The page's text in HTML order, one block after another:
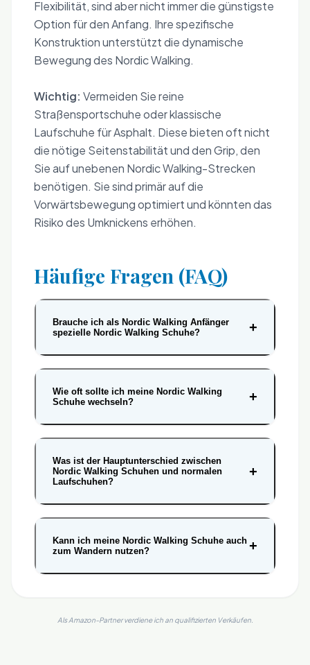
Flexibilität, sind aber nicht immer die günstigste
Option für den Anfang. Ihre spezifische
Konstruktion unterstützt die dynamische
Bewegung des Nordic Walking.
Wichtig: Vermeiden Sie reine
Straßensportschuhe oder klassische
Laufschuhe für Asphalt. Diese bieten oft nicht
die nötige Seitenstabilität und den Grip, den
Sie auf unebenen Nordic Walking-Strecken
benötigen. Sie sind primär auf die
Vorwärtsbewegung optimiert und könnten das
Risiko des Umknickens erhöhen.
Häufige Fragen (FAQ)
Brauche ich als Nordic Walking Anfänger
spezielle Nordic Walking Schuhe?
+
Wie oft sollte ich meine Nordic Walking
Schuhe wechseln?
+
Was ist der Hauptunterschied zwischen
Nordic Walking Schuhen und normalen
Laufschuhen?
+
Kann ich meine Nordic Walking Schuhe auch
zum Wandern nutzen?
+
Als Amazon-Partner verdiene ich an qualifizierten Verkäufen.